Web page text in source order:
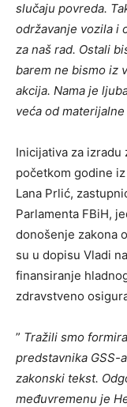
slučaju povreda.
održavanje vozila i
za naš rad. Ostali
barem ne bismo iz
akcija. Nama je
veća od materijalne
Inicijativa za izradu
početkom godine
Lana Prlić,
Parlamenta FBiH,
donošenje zakona
su u dopisu Vladi
finansiranje
zdravstveno
” Tražili smo
predstavnika GSS-
zakonski tekst.
međuvremenu je